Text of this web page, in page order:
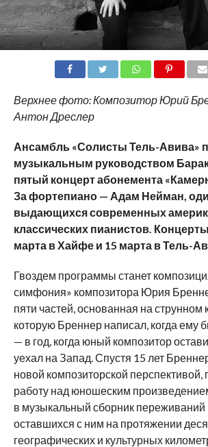
Верхнее фото: Композитор Юрий
Антон Дреслер
Ансамбль «Солисты Тель-Авива»
музыкальным руководством
пятый концерт абонемента
За фортепиано — Адам Нейман,
выдающихся современных
классических пианистов.
марта в Хайфе и 15 марта в Тель-
Гвоздем программы станет
симфония» композитора Юрия
пяти частей, основанная на струнном
которую Бреннер написал, когда ему
— в год, когда юный композитор
уехал на Запад. Спустя 15 лет
новой композиторской
работу над юношеским
в музыкальный сборник
оставшихся с ним на протяжении
географических и культурных